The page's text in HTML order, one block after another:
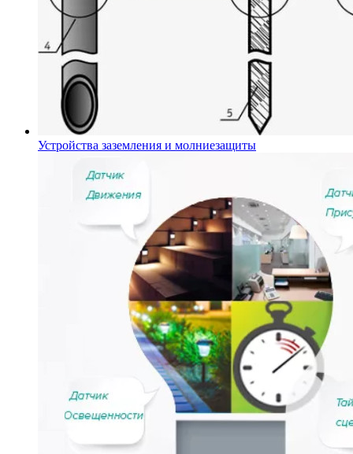
Устройства заземления и молниезащиты